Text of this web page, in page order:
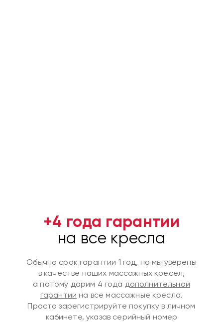
+4 года гарантии
на все кресла
Обычно срок гарантии 1 год, но мы уверены
в качестве наших массажных кресел,
а потому дарим 4 года дополнительной
гарантии на все массажные кресла.
Просто зарегистрируйте покупку в личном
кабинете, указав серийный номер